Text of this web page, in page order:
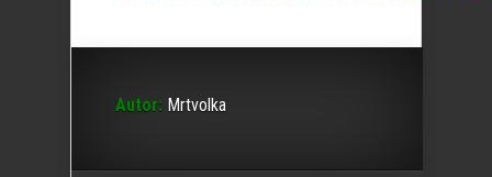
Autor: Mrtvolka